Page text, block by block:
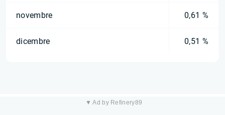
novembre 0,61 %
dicembre 0,51 %
▼ Ad by Refinery89